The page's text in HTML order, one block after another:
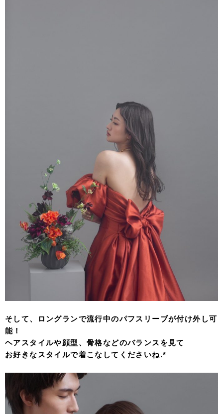
そして、ロングランで流行中のパフスリーブが付け外し可
能！
ヘアスタイルや顔型、骨格などのバランスを見て
お好きなスタイルで着こなしてくださいね.*